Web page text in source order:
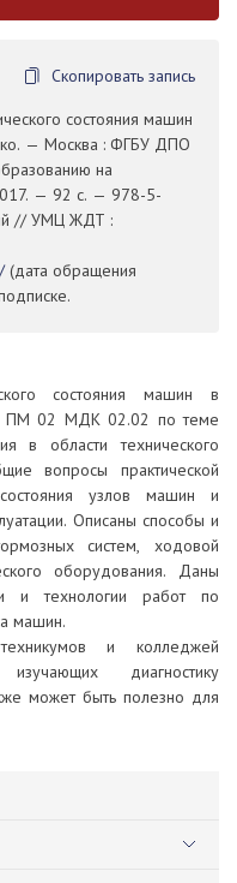
Скопировать запись
состояния машин
— Москва : ФГБУ ДПО
на
— 92 с. — 978-5-
// УМЦ ЖДТ :
(дата обращения
состояния машин в
ПМ 02 МДК 02.02 по теме
в области технического
вопросы практической
узлов машин и
Описаны способы и
систем, ходовой
оборудования. Даны
и технологии работ по
машин.
и колледжей
диагностику
может быть полезно для